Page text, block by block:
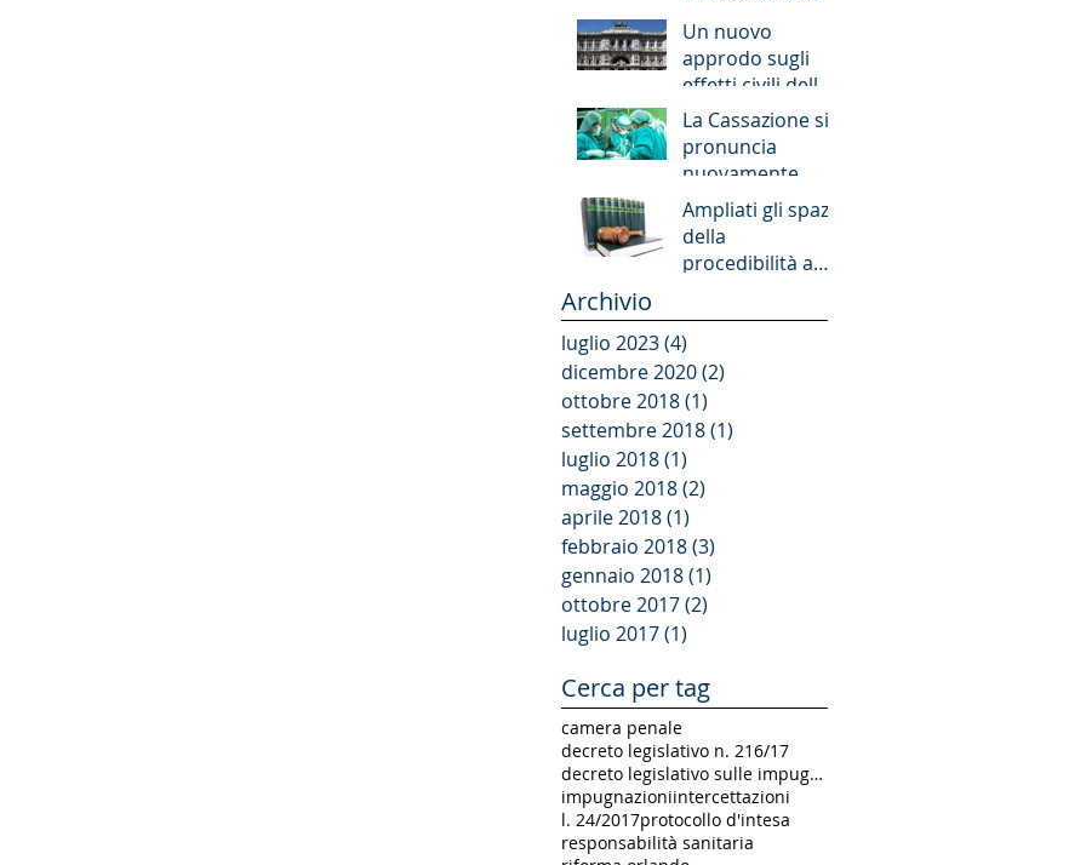
4 ottobre 2018 n.
113 (cd. decreto
sicurezza)
Un nuovo
approdo sugli
effetti civili della
sentenza di
patteggiamento
La Cassazione si
pronuncia
nuovamente,
delineandone i
confini, sul
principio di
affidamento
Ampliati gli spazi
della
procedibilità a
reati che
offendono la
persona e il
patrimoni
Archivio
luglio 2023(4)
dicembre 2020(2)
ottobre 2018(1)
settembre 2018(1)
luglio 2018(1)
maggio 2018(2)
aprile 2018(1)
febbraio 2018(3)
gennaio 2018(1)
ottobre 2017(2)
luglio 2017(1)
Cerca per tag
camera penale
decreto legislativo n. 216/17
decreto legislativo sulle impugnazioni
impugnazioniintercettazioni
l. 24/2017protocollo d'intesa
responsabilità sanitaria